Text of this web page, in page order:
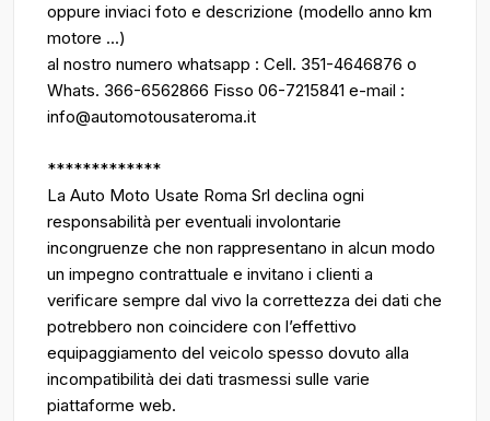
oppure inviaci foto e descrizione (modello anno km
motore ...)
al nostro numero whatsapp : Cell. 351-4646876 o
Whats. 366-6562866 Fisso 06-7215841 e-mail :
info@automotousateroma.it
*************
La Auto Moto Usate Roma Srl declina ogni
responsabilità per eventuali involontarie
incongruenze che non rappresentano in alcun modo
un impegno contrattuale e invitano i clienti a
verificare sempre dal vivo la correttezza dei dati che
potrebbero non coincidere con l’effettivo
equipaggiamento del veicolo spesso dovuto alla
incompatibilità dei dati trasmessi sulle varie
piattaforme web.